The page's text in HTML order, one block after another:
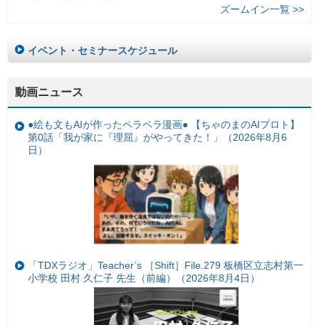
ズームイン一覧 >>
イベント・セミナースケジュール
動画ニュース
●絵も文もAIが作ったペラペラ漫画● 【ちゃのまのAIプロト】
第0話「我が家に『理屈』がやってきた！」（2026年8月6
日）
「TDXラジオ」Teacher’s ［Shift］File.279 板橋区立志村第一
小学校 田村 久仁子 先生（前編）（2026年8月4日）